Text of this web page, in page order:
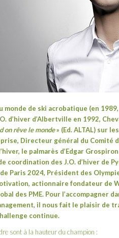
monde de ski acrobatique (en
d’hiver d’Albertville en 1992,
on rêve le monde» (Ed. ALTAL) sur
Directeur général du Comité
le palmarès d’Edgar
coordination des J.O. d’hiver de
Paris 2024, Président des
actionnaire fondateur de
des PME. Pour l’accompagner
il nous fait le plaisir de
continue.
sont à la hauteur du champion :